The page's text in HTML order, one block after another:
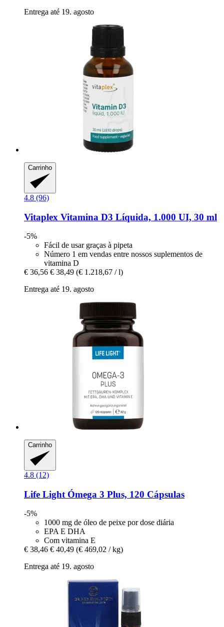
Entrega até 19. agosto
Carrinho
4.8 (96)
Vitaplex Vitamina D3 Líquida, 1.000 UI, 30 ml
-5%
Fácil de usar graças à pipeta
Número 1 em vendas entre nossos suplementos de
vitamina D
€ 36,56 € 38,49 (€ 1.218,67 / l)
Entrega até 19. agosto
Carrinho
4.8 (12)
Life Light Ómega 3 Plus, 120 Cápsulas
-5%
1000 mg de óleo de peixe por dose diária
EPA E DHA
Com vitamina E
€ 38,46 € 40,49 (€ 469,02 / kg)
Entrega até 19. agosto